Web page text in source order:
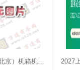
2027中国（北京）机箱机柜及综合布线数据中心设施展览会